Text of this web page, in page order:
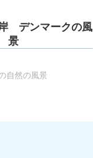
デンマークの風
景
自然の風景